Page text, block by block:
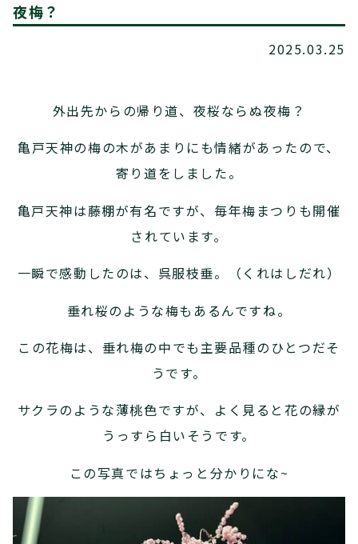
夜梅？
2025.03.25
外出先からの帰り道、夜桜ならぬ夜梅？
亀戸天神の梅の木があまりにも情緒があったので、
寄り道をしました。
亀戸天神は藤棚が有名ですが、毎年梅まつりも開催
されています。
一瞬で感動したのは、呉服枝垂。（くれはしだれ）
垂れ桜のような梅もあるんですね。
この花梅は、垂れ梅の中でも主要品種のひとつだそ
うです。
サクラのような薄桃色ですが、よく見ると花の縁が
うっすら白いそうです。
この写真ではちょっと分かりにな~